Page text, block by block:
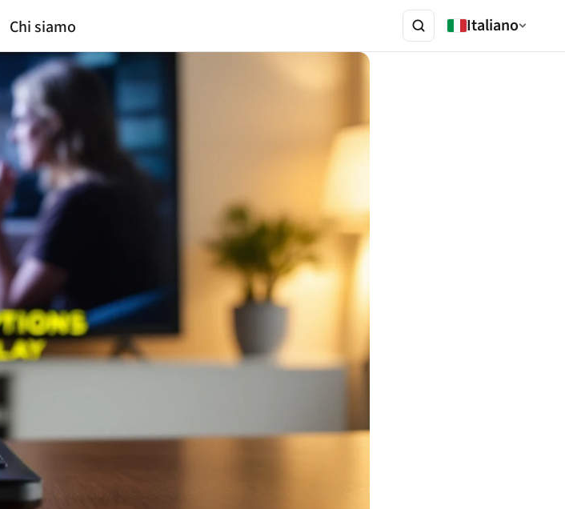
Chi siamo Italiano